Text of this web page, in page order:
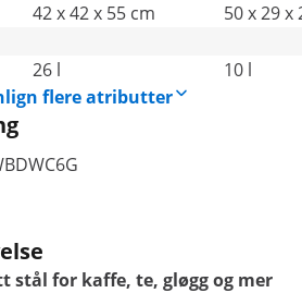
42 x 42 x 55 cm
50 x 29 x
26 l
10 l
flere atributter
for kaffe, te, gløgg og mer